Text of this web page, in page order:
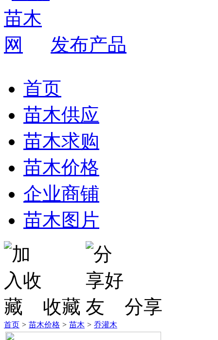
发布产品
首页
苗木供应
苗木求购
苗木价格
企业商铺
苗木图片
收藏 分享
首页 > 苗木价格 > 苗木 > 乔灌木